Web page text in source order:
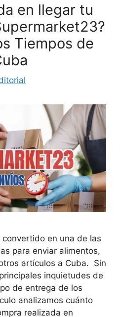
en llegar tu
Tiempos de
en una de las
para enviar alimentos,
artículos a Cuba. Sin
inquietudes de
de entrega de los
analizamos cuánto
realizada en